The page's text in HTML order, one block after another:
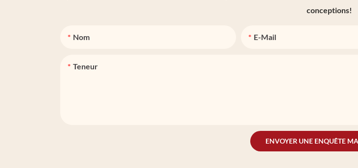
conceptions!
Nom E-Mail
Teneur
ENVOYER UNE ENQUÊTE